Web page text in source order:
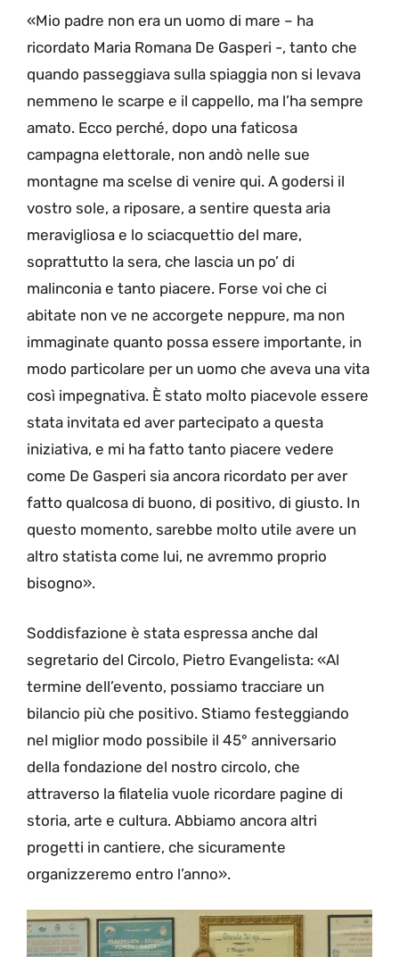
«Mio padre non era un uomo di mare – ha
ricordato Maria Romana De Gasperi -, tanto che
quando passeggiava sulla spiaggia non si levava
nemmeno le scarpe e il cappello, ma l’ha sempre
amato. Ecco perché, dopo una faticosa
campagna elettorale, non andò nelle sue
montagne ma scelse di venire qui. A godersi il
vostro sole, a riposare, a sentire questa aria
meravigliosa e lo sciacquettio del mare,
soprattutto la sera, che lascia un po’ di
malinconia e tanto piacere. Forse voi che ci
abitate non ve ne accorgete neppure, ma non
immaginate quanto possa essere importante, in
modo particolare per un uomo che aveva una vita
così impegnativa. È stato molto piacevole essere
stata invitata ed aver partecipato a questa
iniziativa, e mi ha fatto tanto piacere vedere
come De Gasperi sia ancora ricordato per aver
fatto qualcosa di buono, di positivo, di giusto. In
questo momento, sarebbe molto utile avere un
altro statista come lui, ne avremmo proprio
bisogno».
Soddisfazione è stata espressa anche dal
segretario del Circolo, Pietro Evangelista: «Al
termine dell’evento, possiamo tracciare un
bilancio più che positivo. Stiamo festeggiando
nel miglior modo possibile il 45° anniversario
della fondazione del nostro circolo, che
attraverso la filatelia vuole ricordare pagine di
storia, arte e cultura. Abbiamo ancora altri
progetti in cantiere, che sicuramente
organizzeremo entro l’anno».